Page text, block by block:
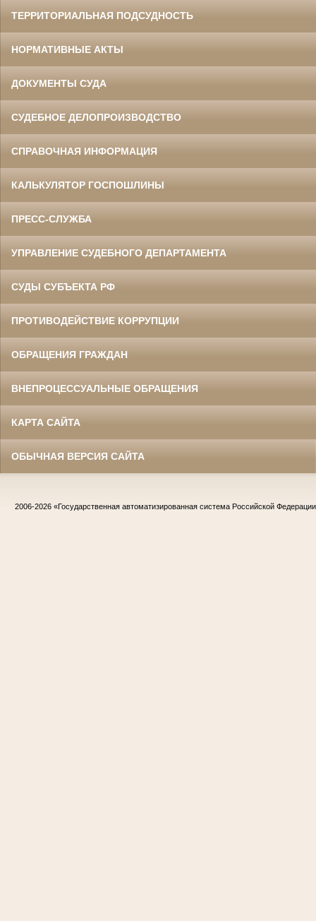
ТЕРРИТОРИАЛЬНАЯ ПОДСУДНОСТЬ
НОРМАТИВНЫЕ АКТЫ
ДОКУМЕНТЫ СУДА
СУДЕБНОЕ ДЕЛОПРОИЗВОДСТВО
СПРАВОЧНАЯ ИНФОРМАЦИЯ
КАЛЬКУЛЯТОР ГОСПОШЛИНЫ
ПРЕСС-СЛУЖБА
УПРАВЛЕНИЕ СУДЕБНОГО ДЕПАРТАМЕНТА
СУДЫ СУБЪЕКТА РФ
ПРОТИВОДЕЙСТВИЕ КОРРУПЦИИ
ОБРАЩЕНИЯ ГРАЖДАН
ВНЕПРОЦЕССУАЛЬНЫЕ ОБРАЩЕНИЯ
КАРТА САЙТА
ОБЫЧНАЯ ВЕРСИЯ САЙТА
2006-2026 «Государственная автоматизированная система Российской